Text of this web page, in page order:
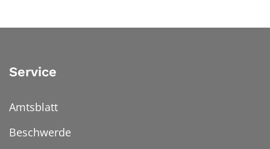
Service
Amtsblatt
Beschwerde